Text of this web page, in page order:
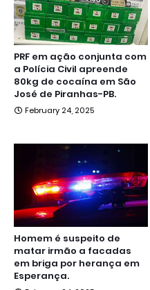
PRF em ação conjunta com
a Polícia Civil apreende
80kg de cocaína em São
José de Piranhas-PB.
February 24, 2025
Homem é suspeito de
matar irmão a facadas
em briga por herança em
Esperança.